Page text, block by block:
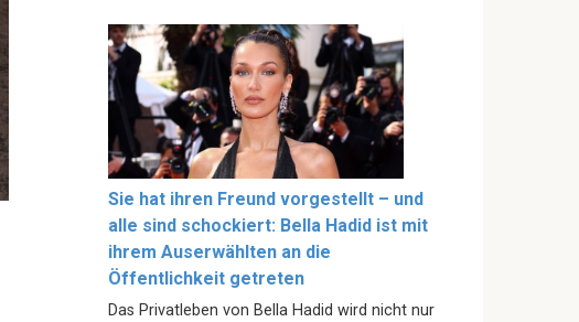
Sie hat ihren Freund vorgestellt – und
alle sind schockiert: Bella Hadid ist mit
ihrem Auserwählten an die
Öffentlichkeit getreten
Das Privatleben von Bella Hadid wird nicht nur